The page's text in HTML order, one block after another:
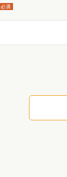
必須